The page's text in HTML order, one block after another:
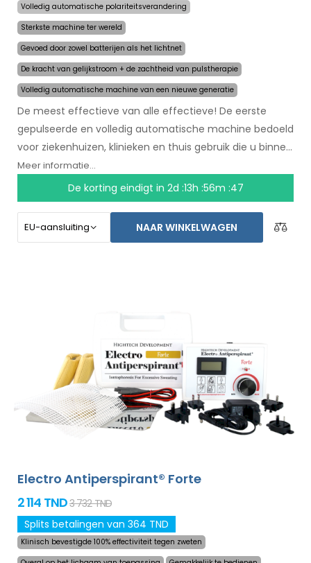
Volledig automatische polariteitsverandering
Sterkste machine ter wereld
Gevoed door zowel batterijen als het lichtnet
De kracht van gelijkstroom + de zachtheid van pulstherapie
Volledig automatische machine van een nieuwe generatie
De meest effectieve van alle effectieve! De eerste
gepulseerde en volledig automatische machine bedoeld
voor ziekenhuizen, klinieken en thuis gebruik die u binnen
een paar maanden zal helpen met het stoppen van
zweten. In het begin van de behandeling selecteert u
simpelweg het gebied waar u overmatig zweet en de
technologie kunnen gevoelige lichaamsdelen worden
standaardpakket) te verhelpen. Met additionele
adapters kunt u ook het voorhoofd, hoofdhuid, buik, rug,
billen, borst en andere lichaamsdelen succesvol,
langdurig behandelen. Niet-goed-geld-terug garantie in
geval van ontevredenheid en gratis express verzending
Meer informatie...
De korting eindigt in 2d :13h :56m :47
NAAR WINKELWAGEN
Electro Antiperspirant® Forte
2 114 TND3 732 TND
Splits betalingen van 364 TND
Klinisch bevestigde 100% effectiviteit tegen zweten